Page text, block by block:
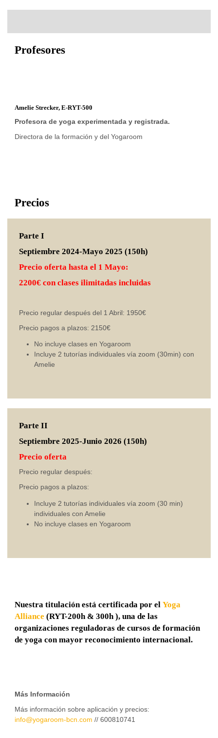
Profesores
Amelie Strecker, E-RYT-500
Profesora de yoga experimentada y registrada.
Directora de la formación y del Yogaroom
Precios
Parte I
Septiembre 2024-Mayo 2025 (150h)
Precio oferta hasta el 1 Mayo:
2200€ con clases ilimitadas incluidas
Precio regular después del 1 Abril: 1950€
Precio pagos a plazos: 2150€
No incluye clases en Yogaroom
Incluye 2 tutorías individuales vía zoom (30min) con
Amelie
Parte II
Septiembre 2025-Junio 2026 (150h)
Precio oferta
Precio regular después:
Precio pagos a plazos:
Incluye 2 tutorías individuales vía zoom (30 min)
individuales con Amelie
No incluye clases en Yogaroom
Nuestra titulación está certificada por el Yoga
Alliance (RYT-200h & 300h ), una de las
organizaciones reguladoras de cursos de formación
de yoga con mayor reconocimiento internacional.
Más Información
Más información sobre aplicación y precios:
info@yogaroom-bcn.com // 600810741